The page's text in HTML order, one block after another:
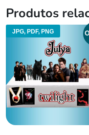
Produtos
JPG, PDF, PNG